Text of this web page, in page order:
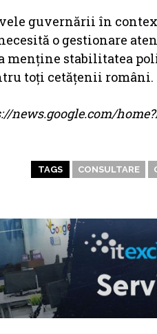
guvernării în
o gestionare
menține stabilitatea
toți cetățenii români.
news.google.com/
TAGS CONSULTARE